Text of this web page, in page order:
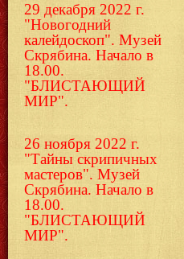
29 декабря 2022 г.
"Новогодний
калейдоскоп". Музей
Скрябина. Начало в
18.00.
"БЛИСТАЮЩИЙ
МИР".
26 ноября 2022 г.
"Тайны скрипичных
мастеров". Музей
Скрябина. Начало в
18.00.
"БЛИСТАЮЩИЙ
МИР".